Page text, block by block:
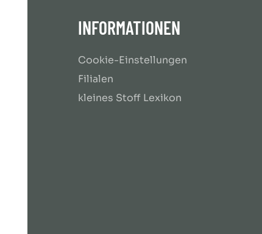
INFORMATIONEN
Cookie-Einstellungen
Filialen
kleines Stoff Lexikon